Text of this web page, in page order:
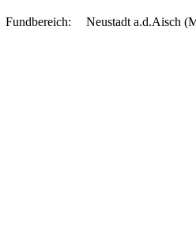
Fundbereich: Neustadt a.d.Aisch